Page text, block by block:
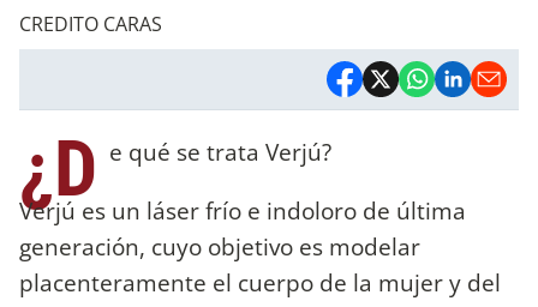
CREDITO CARAS
¿D e qué se trata Verjú?
Verjú es un láser frío e indoloro de última
generación, cuyo objetivo es modelar
placenteramente el cuerpo de la mujer y del